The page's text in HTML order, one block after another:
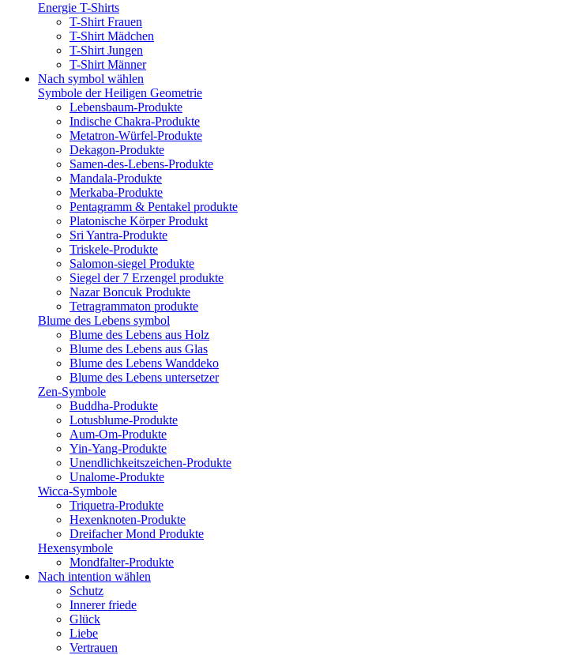
Energie T-Shirts
T-Shirt Frauen
T-Shirt Mädchen
T-Shirt Jungen
T-Shirt Männer
Nach symbol wählen
Symbole der Heiligen Geometrie
Lebensbaum-Produkte
Indische Chakra-Produkte
Metatron-Würfel-Produkte
Dekagon-Produkte
Samen-des-Lebens-Produkte
Mandala-Produkte
Merkaba-Produkte
Pentagramm & Pentakel produkte
Platonische Körper Produkt
Sri Yantra-Produkte
Triskele-Produkte
Salomon-siegel Produkte
Siegel der 7 Erzengel produkte
Nazar Boncuk Produkte
Tetragrammaton produkte
Blume des Lebens symbol​
Blume des Lebens aus Holz
Blume des Lebens aus Glas
Blume des Lebens Wanddeko
Blume des Lebens untersetzer
Zen-Symbole
Buddha-Produkte
Lotusblume-Produkte
Aum-Om-Produkte
Yin-Yang-Produkte
Unendlichkeitszeichen-Produkte
Unalome-Produkte
Wicca-Symbole
Triquetra-Produkte
Hexenknoten-Produkte
Dreifacher Mond Produkte
Hexensymbole
Mondfalter-Produkte
Nach intention wählen
Schutz
Innerer friede
Glück
Liebe
Vertrauen